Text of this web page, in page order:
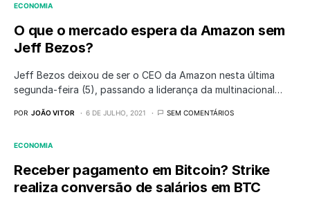
ECONOMIA
O que o mercado espera da Amazon sem
Jeff Bezos?
Jeff Bezos deixou de ser o CEO da Amazon nesta última
segunda-feira (5), passando a liderança da multinacional…
POR JOÃO VITOR 6 DE JULHO, 2021 SEM COMENTÁRIOS
ECONOMIA
Receber pagamento em Bitcoin? Strike
realiza conversão de salários em BTC